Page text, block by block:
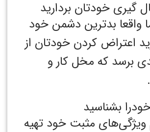
واقعا بدترین دشمن خود
اعتراض کردن خودتان از
برسد که مخل کار و
ویژگی‌های مثبت خود تهیه